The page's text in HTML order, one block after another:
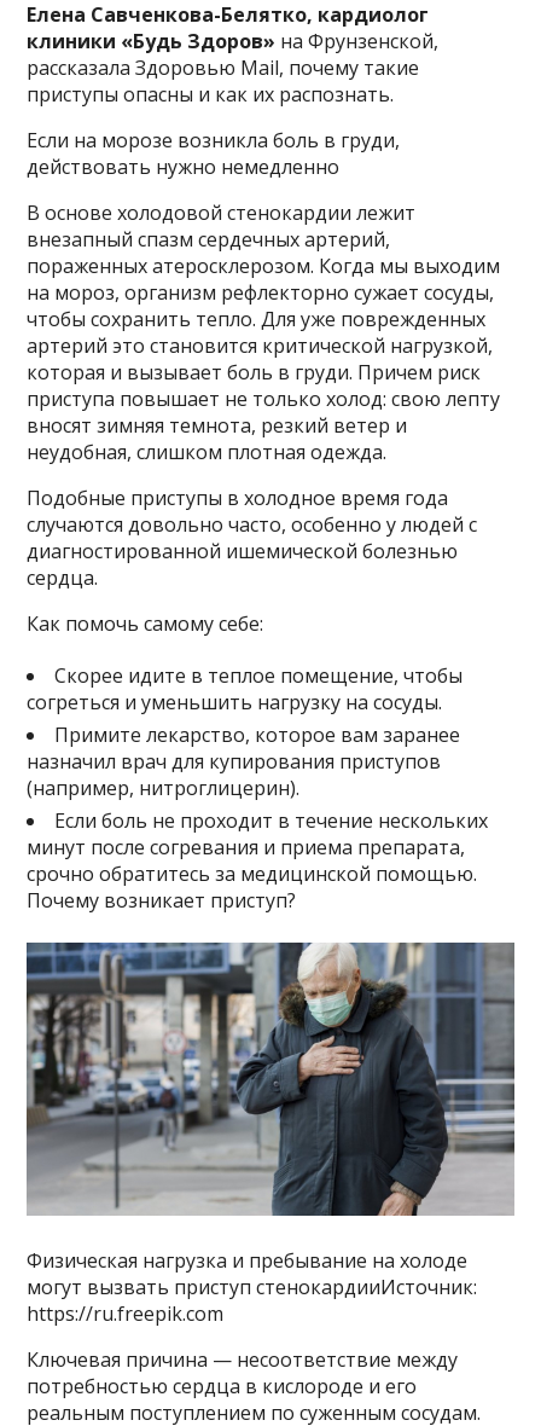
Елена Савченкова-Белятко, кардиолог
клиники «Будь Здоров» на Фрунзенской,
рассказала Здоровью Mail, почему такие
приступы опасны и как их распознать.
Если на морозе возникла боль в груди,
действовать нужно немедленно
В основе холодовой стенокардии лежит
внезапный спазм сердечных артерий,
пораженных атеросклерозом. Когда мы выходим
на мороз, организм рефлекторно сужает сосуды,
чтобы сохранить тепло. Для уже поврежденных
артерий это становится критической нагрузкой,
которая и вызывает боль в груди. Причем риск
приступа повышает не только холод: свою лепту
вносят зимняя темнота, резкий ветер и
неудобная, слишком плотная одежда.
Подобные приступы в холодное время года
случаются довольно часто, особенно у людей с
диагностированной ишемической болезнью
сердца.
Как помочь самому себе:
Скорее идите в теплое помещение, чтобы
согреться и уменьшить нагрузку на сосуды.
Примите лекарство, которое вам заранее
назначил врач для купирования приступов
(например, нитроглицерин).
Если боль не проходит в течение нескольких
минут после согревания и приема препарата,
срочно обратитесь за медицинской помощью.
Почему возникает приступ?
Физическая нагрузка и пребывание на холоде
могут вызвать приступ стенокардииИсточник:
https://ru.freepik.com
Ключевая причина — несоответствие между
потребностью сердца в кислороде и его
реальным поступлением по суженным сосудам.